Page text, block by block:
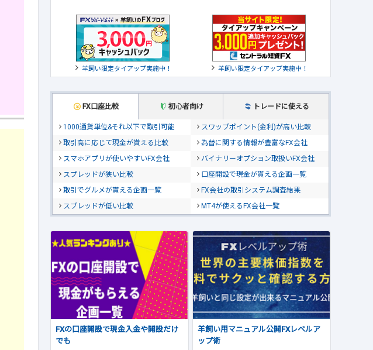
羊飼い限定タイアップ実施中！ 羊飼い限定タイアップ実施中！
FX口座比較 初心者向け トレードに使える
1000通貨単位&それ以下で取引可能
スワップポイント(金利)が高い比較
取引高に応じて現金が貰える比較
為替に関する情報が豊富なFX会社
スマホアプリが使いやすいFX会社
バイナリーオプション取扱いFX会社
スプレッドが狭い比較
口座開設で現金が貰える企画一覧
取引でグルメが貰える企画一覧
FX会社の取引システム調査結果
スプレッドが低い比較
MT4が使えるFX会社一覧
FXの口座開設で現金入金や開設だけ
でも
羊飼い用マニュアル公開FXレベルア
ップ術